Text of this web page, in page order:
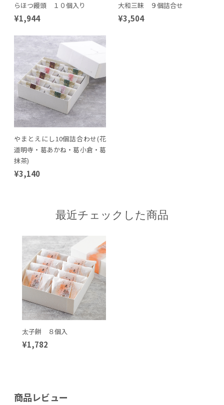
らほつ饅頭 １０個入り
¥1,944
大和三昧 ９個詰合せ
¥3,504
やまとえにし10個詰合わせ(花
道明寺・葛あかね・葛小倉・葛
抹茶)
¥3,140
最近チェックした商品
太子餅 ８個入
¥1,782
商品レビュー